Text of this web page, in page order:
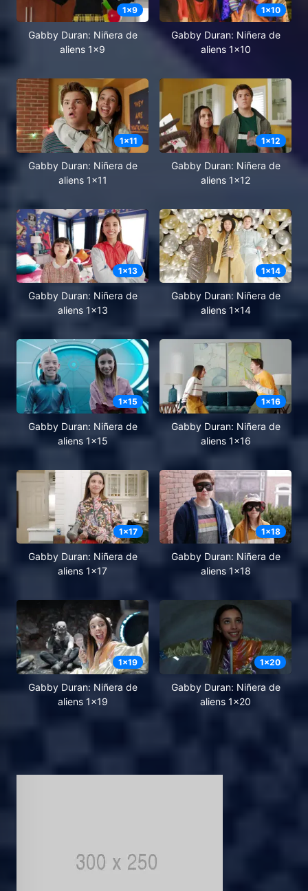
1x9
Gabby Duran: Niñera de
aliens 1x9
1x10
Gabby Duran: Niñera de
aliens 1x10
1x11
Gabby Duran: Niñera de
aliens 1x11
1x12
Gabby Duran: Niñera de
aliens 1x12
1x13
Gabby Duran: Niñera de
aliens 1x13
1x14
Gabby Duran: Niñera de
aliens 1x14
1x15
Gabby Duran: Niñera de
aliens 1x15
1x16
Gabby Duran: Niñera de
aliens 1x16
1x17
Gabby Duran: Niñera de
aliens 1x17
1x18
Gabby Duran: Niñera de
aliens 1x18
1x19
Gabby Duran: Niñera de
aliens 1x19
1x20
Gabby Duran: Niñera de
aliens 1x20